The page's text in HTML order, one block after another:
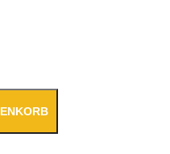
inklusive eingebautem